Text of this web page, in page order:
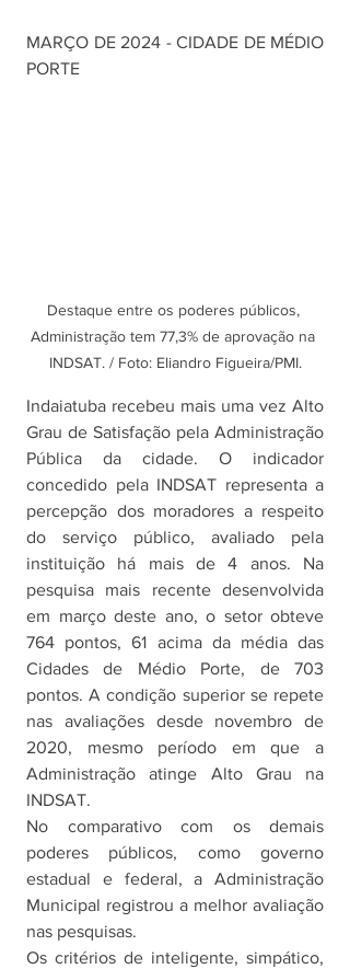
MARÇO DE 2024 - CIDADE DE MÉDIO
PORTE
Destaque entre os poderes públicos,
Administração tem 77,3% de aprovação na
INDSAT. / Foto: Eliandro Figueira/PMI.
Indaiatuba recebeu mais uma vez Alto
Grau de Satisfação pela Administração
Pública da cidade. O indicador
concedido pela INDSAT representa a
percepção dos moradores a respeito
do serviço público, avaliado pela
instituição há mais de 4 anos. Na
pesquisa mais recente desenvolvida
em março deste ano, o setor obteve
764 pontos, 61 acima da média das
Cidades de Médio Porte, de 703
pontos. A condição superior se repete
nas avaliações desde novembro de
2020, mesmo período em que a
Administração atinge Alto Grau na
INDSAT.
No comparativo com os demais
poderes públicos, como governo
estadual e federal, a Administração
Municipal registrou a melhor avaliação
nas pesquisas.
Os critérios de inteligente, simpático,